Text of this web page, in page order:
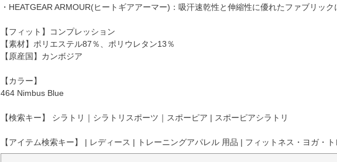
・HEATGEAR ARMOUR(ヒートギアアーマー)：吸汗速乾性と伸縮性に優れたファブリッ
【フィット】コンプレッション
【素材】ポリエステル87％、ポリウレタン13％
【原産国】カンボジア
【カラー】
464 Nimbus Blue
【検索キー】 シラトリ｜シラトリスポーツ｜スポーピア | スポーピアシラトリ
【アイテム検索キー】 | レディース | トレーニングアパレル 用品 | フィットネス・ヨガ・